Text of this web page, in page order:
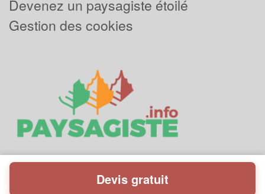
Devenez un paysagiste étoilé
Gestion des cookies
Powered byPlus que pro
Devis gratuit